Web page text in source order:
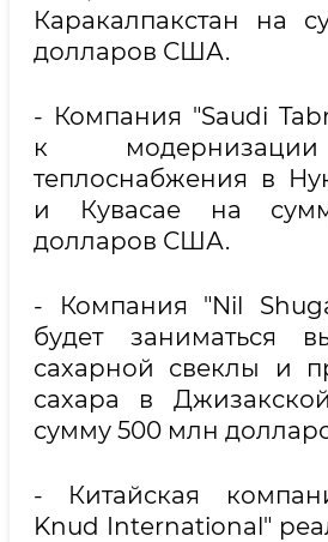
Каракалпакстан на
долларов США.
- Компания "Saudi
к
теплоснабжения в
и Кувасае на
долларов США.
- Компания "Nil
будет заниматься
сахарной свеклы и
сахара в
сумму 500 млн
- Китайская
Knud International"